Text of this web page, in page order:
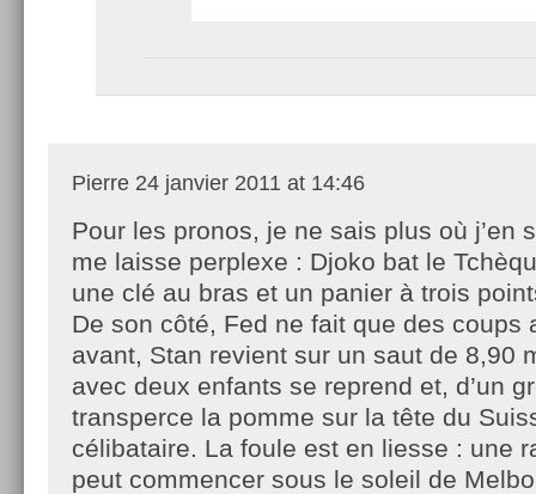
Pierre 24 janvier 2011 at 14:46
Pour les pronos, je ne sais plus où j’en
me laisse perplexe : Djoko bat le
une clé au bras et un panier à trois
De son côté, Fed ne fait que des coups
avant, Stan revient sur un saut de 8,90
avec deux enfants se reprend et, d’un
transperce la pomme sur la tête du
célibataire. La foule est en liesse : une
peut commencer sous le soleil de